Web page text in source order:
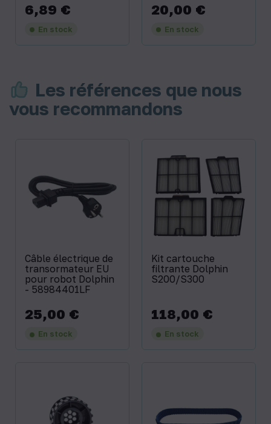
Prix
6,89 €
En stock
Prix
20,00 €
En stock
Les références que nous
vous recommandons
Câble électrique de
transormateur EU
pour robot Dolphin
- 58984401LF
Prix
25,00 €
En stock
Kit cartouche
filtrante Dolphin
S200/S300
Prix
118,00 €
En stock